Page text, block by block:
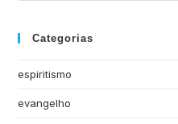
Categorias
espiritismo
evangelho